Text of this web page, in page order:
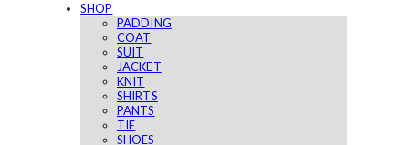
SHOP
PADDING
COAT
SUIT
JACKET
KNIT
SHIRTS
PANTS
TIE
SHOES